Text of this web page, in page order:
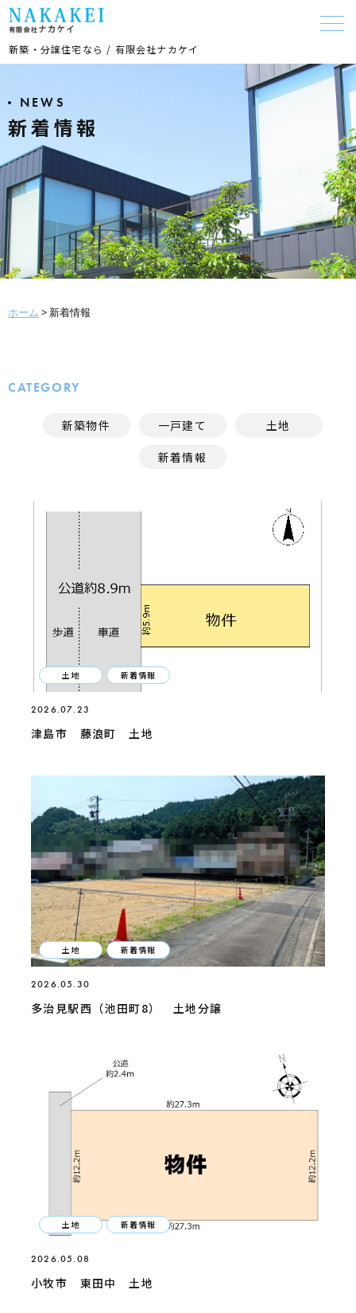
新築・分譲住宅なら / 有限会社ナカケイ
NEWS
新着情報
ホーム > 新着情報
CATEGORY
新築物件 一戸建て
土地
新着情報
土地 新着情報
2026.07.23
津島市 藤浪町 土地
土地 新着情報
2026.05.30
多治見駅西（池田町8） 土地分譲
土地 新着情報
2026.05.08
小牧市 東田中 土地